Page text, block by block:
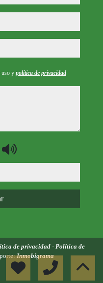
uso y política de privacidad
de privacidad · Política de
Inmobigrama